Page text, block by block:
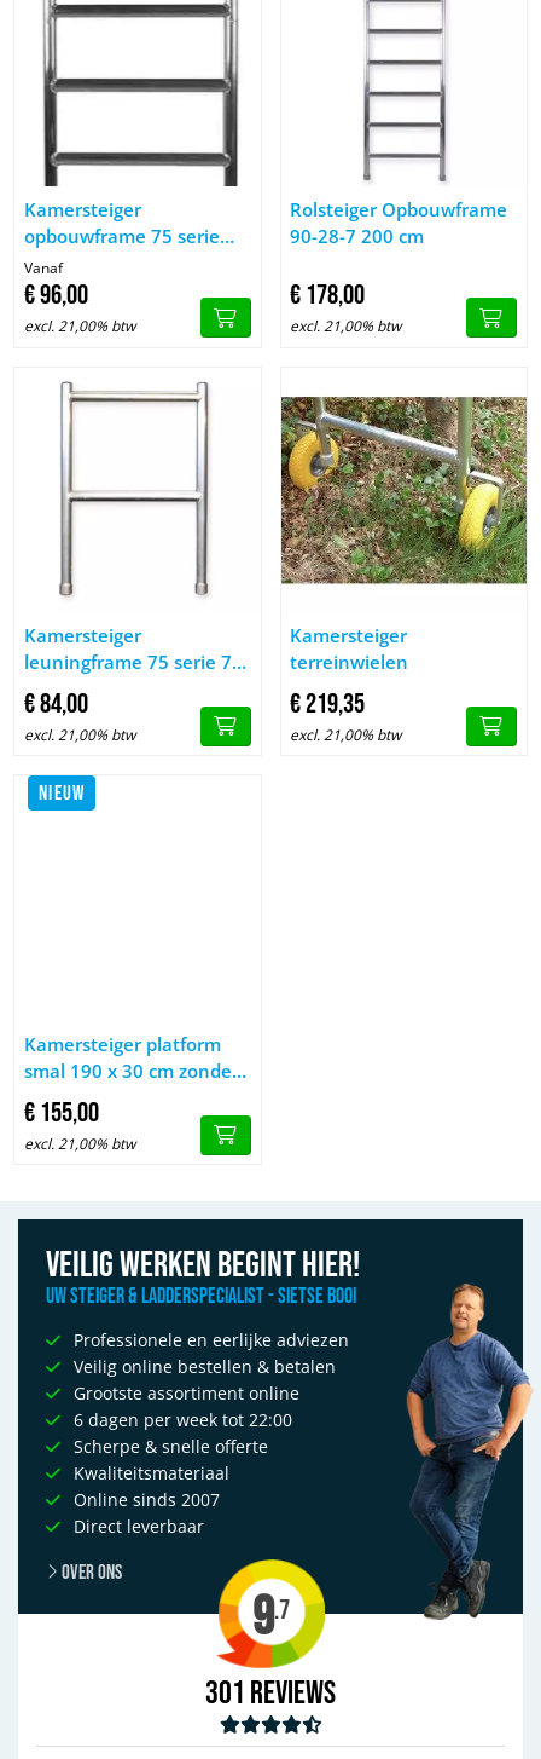
Afbeelding Kamersteiger opbouwframe 75 serie 100-200 cm
Kamersteiger
opbouwframe 75 serie
100-200 cm
Vanaf
€96,00
excl. 21,00% btw
Afbeelding Rolsteiger
Rolsteiger Opbouwframe
90-28-7 200 cm
€178,00
excl. 21,00% btw
Afbeelding Kamersteiger leuningframe 75 serie 75-50-2
Kamersteiger
leuningframe 75 serie 75-
50-2
€84,00
excl. 21,00% btw
Afbeelding Kamersteiger
Kamersteiger
terreinwielen
€219,35
excl. 21,00% btw
NIEUW
Afbeelding Kamersteiger platform smal 190 x 30 cm zonder
Kamersteiger platform
smal 190 x 30 cm zonder
luik
€155,00
excl. 21,00% btw
Veilig werken begint hier!
Uw Steiger & Ladderspecialist - Sietse Booi
Professionele en eerlijke adviezen
Veilig online bestellen & betalen
Grootste assortiment online
6 dagen per week tot 22:00
Scherpe & snelle offerte
Kwaliteitsmateriaal
Online sinds 2007
Direct leverbaar
Over ons
9.7
301 Reviews